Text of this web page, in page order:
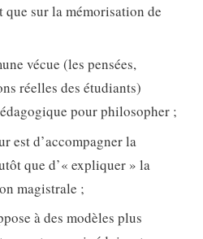
sur la mémorisation de
vécue (les pensées,
réelles des étudiants)
pour philosopher ;
est d’accompagner la
que d’« expliquer » la
magistrale ;
à des modèles plus